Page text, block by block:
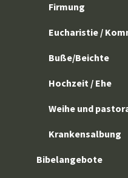
Firmung
Eucharistie /
Buße/Beichte
Hochzeit / Ehe
Weihe und
Krankensalbung
Bibelangebote